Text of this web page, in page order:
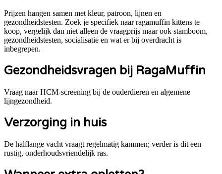
Prijzen hangen samen met kleur, patroon, lijnen en
gezondheidstesten. Zoek je specifiek naar ragamuffin kittens te
koop, vergelijk dan niet alleen de vraagprijs maar ook stamboom,
gezondheidstesten, socialisatie en wat er bij overdracht is
inbegrepen.
Gezondheidsvragen bij RagaMuffin
Vraag naar HCM-screening bij de ouderdieren en algemene
lijngezondheid.
Verzorging in huis
De halflange vacht vraagt regelmatig kammen; verder is dit een
rustig, onderhoudsvriendelijk ras.